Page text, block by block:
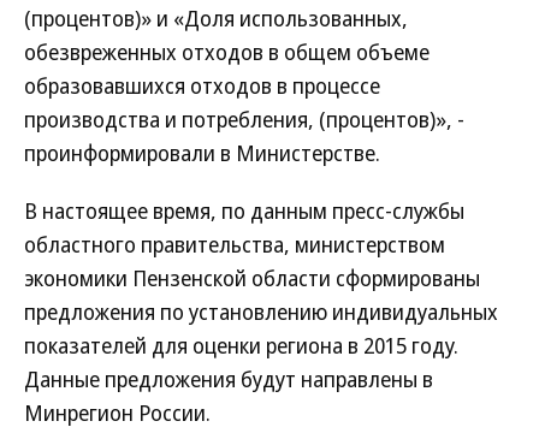
(процентов)» и «Доля использованных,
обезвреженных отходов в общем объеме
образовавшихся отходов в процессе
производства и потребления, (процентов)», -
проинформировали в Министерстве.
В настоящее время, по данным пресс-службы
областного правительства, министерством
экономики Пензенской области сформированы
предложения по установлению индивидуальных
показателей для оценки региона в 2015 году.
Данные предложения будут направлены в
Минрегион России.